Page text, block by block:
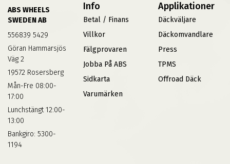
ABS WHEELS
SWEDEN AB
556839 5429
Göran Hammarsjös
Väg 2
19572 Rosersberg
Mån-Fre 08:00-
17:00
Lunchstängt 12:00-
13:00
Bankgiro: 5300-
1194
Info
Betal / Finans
Villkor
Fälgprovaren
Jobba På ABS
Sidkarta
Varumärken
Applikationer
Däckväljare
Däckomvandlare
Press
TPMS
Offroad Däck